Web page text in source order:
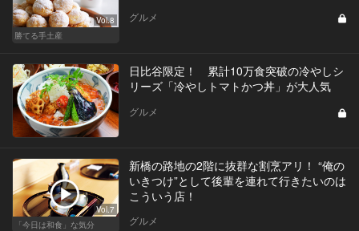
Vol.8
勝てる手土産
グルメ
日比谷限定！ 累計10万食突破の冷やしシ
リーズ「冷やしトマトかつ丼」が大人気
グルメ
Vol.7
「今日は和食」な気分
新橋の路地の2階に抜群な割烹アリ！ “俺の
いきつけ”として後輩を連れて行きたいのは
こういう店！
グルメ